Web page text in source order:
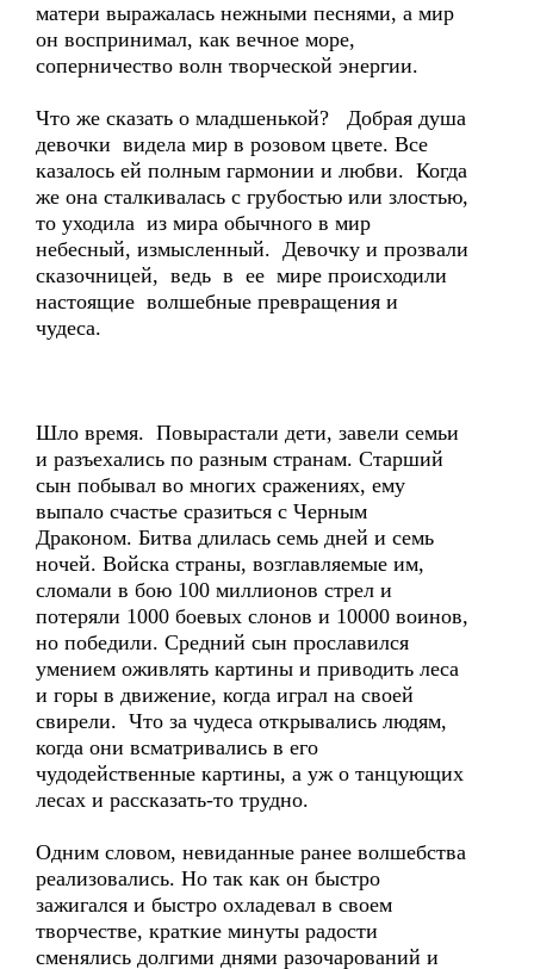
матери выражалась нежными песнями, а мир
он воспринимал, как вечное море,
соперничество волн творческой энергии.
Что же сказать о младшенькой? Добрая душа
девочки видела мир в розовом цвете. Все
казалось ей полным гармонии и любви. Когда
же она сталкивалась с грубостью или злостью,
то уходила из мира обычного в мир
небесный, измысленный. Девочку и прозвали
сказочницей, ведь в ее мире происходили
настоящие волшебные превращения и
чудеса.
Шло время. Повырастали дети, завели семьи
и разъехались по разным странам. Старший
сын побывал во многих сражениях, ему
выпало счастье сразиться с Черным
Драконом. Битва длилась семь дней и семь
ночей. Войска страны, возглавляемые им,
сломали в бою 100 миллионов стрел и
потеряли 1000 боевых слонов и 10000 воинов,
но победили. Средний сын прославился
умением оживлять картины и приводить леса
и горы в движение, когда играл на своей
свирели. Что за чудеса открывались людям,
когда они всматривались в его
чудодейственные картины, а уж о танцующих
лесах и рассказать-то трудно.
Одним словом, невиданные ранее волшебства
реализовались. Но так как он быстро
зажигался и быстро охладевал в своем
творчестве, краткие минуты радости
сменялись долгими днями разочарований и